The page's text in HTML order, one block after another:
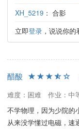
XH_5219 ： 合影
立即登录 ，说说你的
醋酸
难度：困难
作业：中
不学物理，因为少院的
从来没学懂过电磁，速